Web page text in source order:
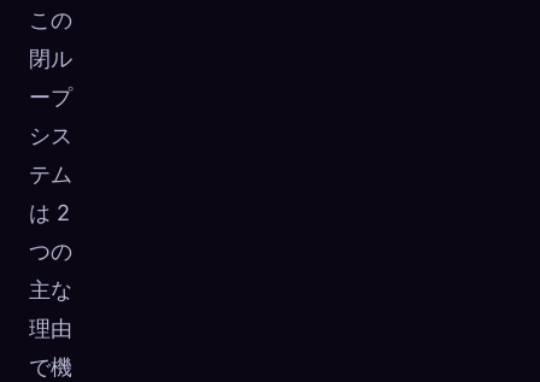
この
閉ル
ープ
シス
テム
は 2
つの
主な
理由
で機